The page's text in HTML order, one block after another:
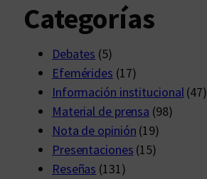
Categorías
Debates (5)
Efemérides (17)
Información institucional(47)
Material de prensa (98)
Nota de opinión (19)
Presentaciones (15)
Reseñas (131)